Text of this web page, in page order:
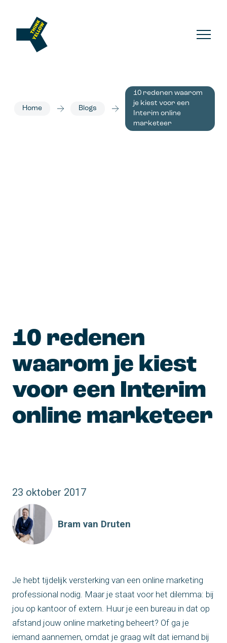
Home Blogs
10 redenen waarom
je kiest voor een
Interim online
marketeer
10 redenen
waarom je kiest
voor een Interim
online marketeer
23 oktober 2017
Bram van Druten
Je hebt tijdelijk versterking van een online marketing
professional nodig. Maar je staat voor het dilemma: bij
jou op kantoor of extern. Huur je een bureau in dat op
afstand jouw online marketing beheert? Of ga je
iemand aannemen, omdat je graag wilt dat iemand bij